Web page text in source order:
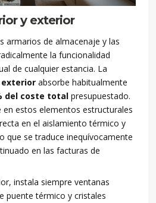
y exterior
armarios de almacenaje y las
la funcionalidad
de cualquier estancia. La
absorbe habitualmente
del coste total presupuestado.
en estos elementos estructurales
en el aislamiento térmico y
que se traduce inequívocamente
en las facturas de
instala siempre ventanas
puente térmico y cristales